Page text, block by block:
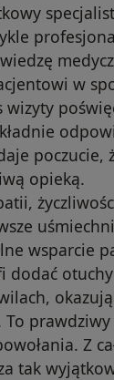
w
wizyty
poczucie,
opieką.
wsparcie
dodać
prawdziwy
Z
tak